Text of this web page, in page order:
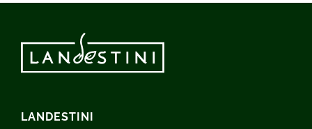
LANDESTINI